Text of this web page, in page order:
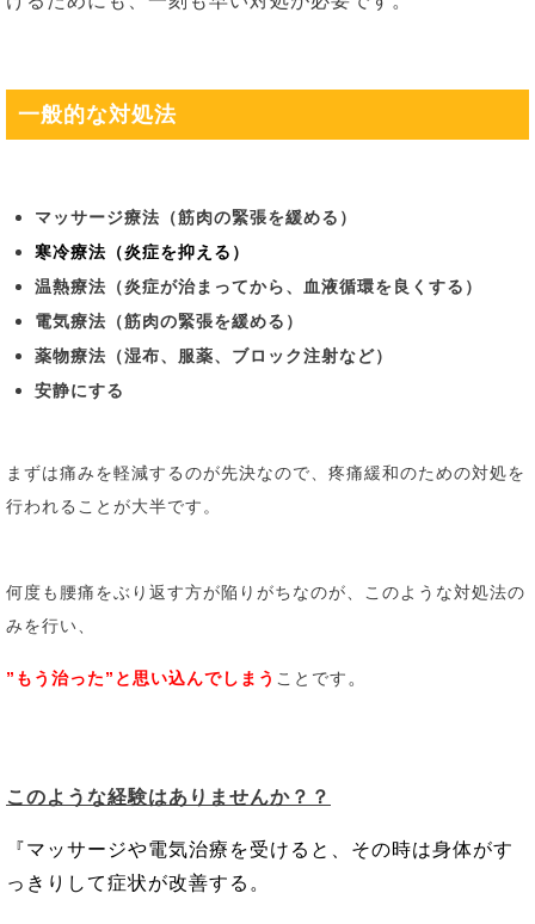
一般的な対処法
マッサージ療法（筋肉の緊張を緩める）
寒冷療法（炎症を抑える）
温熱療法（炎症が治まってから、血液循環を良くする）
電気療法（筋肉の緊張を緩める）
薬物療法（湿布、服薬、ブロック注射など）
安静にする
まずは痛みを軽減するのが先決なので、 疼痛緩和のための対処を
行われることが大半です。
何度も腰痛をぶり返す方が陥りがちなのが、 このような対処法の
みを行い、
”もう治った”と思い込んでしまう ことです 。
このような経験はありませんか？？
『マッサージや電気治療を受けると、その時は身体がす
っきりして症状が改善する。